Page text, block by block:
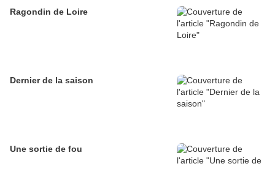
Ragondin de Loire
Dernier de la saison
Une sortie de fou